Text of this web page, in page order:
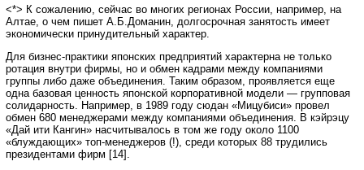
<*> К сожалению, сейчас во многих регионах России, например, на
Алтае, о чем пишет А.Б.Доманин, долгосрочная занятость имеет
экономически принудительный характер.
Для бизнес-практики японских предприятий характерна не только
ротация внутри фирмы, но и обмен кадрами между компаниями
группы либо даже объединения. Таким образом, проявляется еще
одна базовая ценность японской корпоративной модели — групповая
солидарность. Например, в 1989 году сюдан «Мицубиси» провел
обмен 680 менеджерами между компаниями объединения. В кэйрэцу
«Дай ити Кангин» насчитывалось в том же году около 1100
«блуждающих» топ-менеджеров (!), среди которых 88 трудились
президентами фирм [14].